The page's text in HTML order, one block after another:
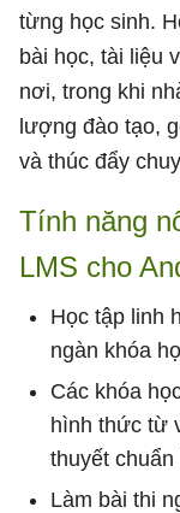
từng học sinh.
bài học, tài liệu
nơi, trong khi
lượng đào tạo,
và thúc đẩy
Tính năng
LMS cho
Học tập linh
ngàn khóa
Các khóa
hình thức từ
thuyết
Làm bài thi